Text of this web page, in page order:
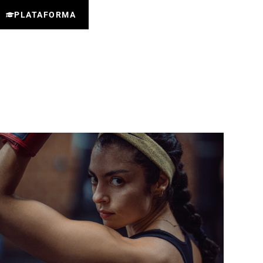
PLATAFORMA